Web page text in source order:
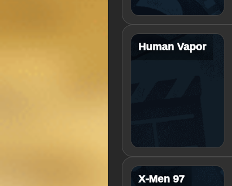
Human Vapor
X-Men 97